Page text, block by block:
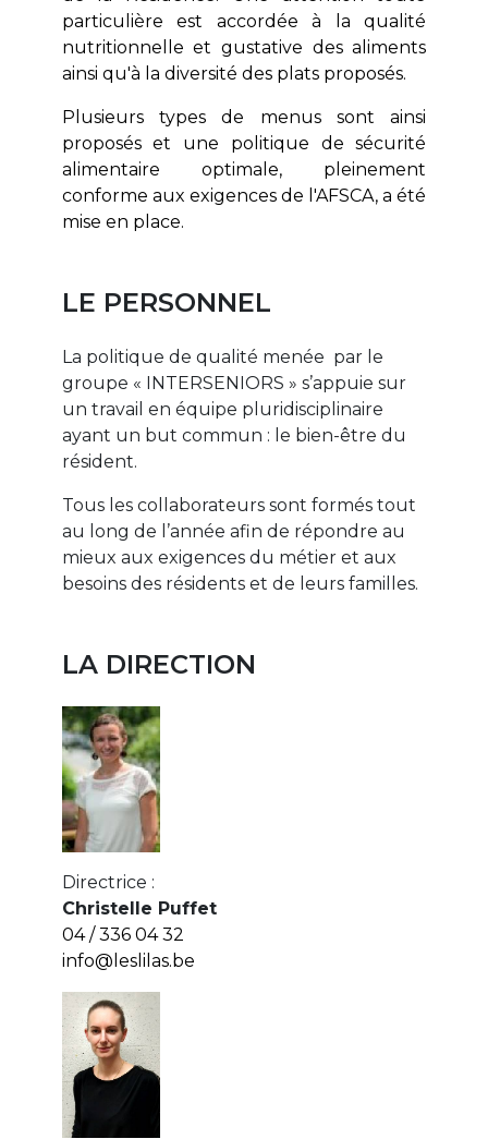
particulière est accordée à la qualité
nutritionnelle et gustative des aliments
ainsi qu'à la diversité des plats proposés.
Plusieurs types de menus sont ainsi
proposés et une politique de sécurité
alimentaire optimale, pleinement
conforme aux exigences de l'AFSCA, a été
mise en place.
LE PERSONNEL
La politique de qualité menée par le
groupe « INTERSENIORS » s’appuie sur
un travail en équipe pluridisciplinaire
ayant un but commun : le bien-être du
résident.
Tous les collaborateurs sont formés tout
au long de l’année afin de répondre au
mieux aux exigences du métier et aux
besoins des résidents et de leurs familles.
LA DIRECTION
Directrice :
Christelle Puffet
04 / 336 04 32
info@leslilas.be